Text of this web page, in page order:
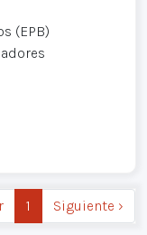
(EPB)
1 Siguiente ›